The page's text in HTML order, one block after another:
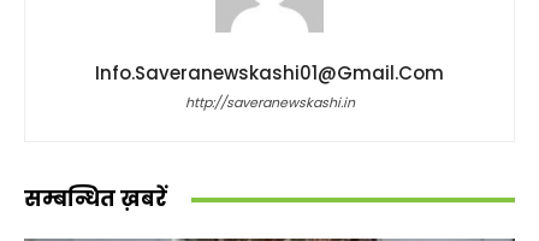
Info.saveranewskashi01@gmail.com
http://saveranewskashi.in
सम्बन्धित ख़बरें